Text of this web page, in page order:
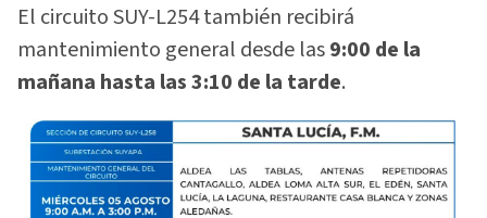
El circuito SUY-L254 también recibirá
mantenimiento general desde las9:00 de la
mañana hasta las 3:10 de la tarde.